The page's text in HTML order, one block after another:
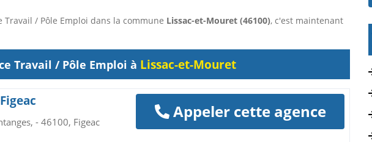
Travail / Pôle Emploi dans la commune Lissac-et-Mouret (46100), c'est maintenant
Travail / Pôle Emploi à Lissac-et-Mouret
- 46100, Figeac
Appeler cette agence